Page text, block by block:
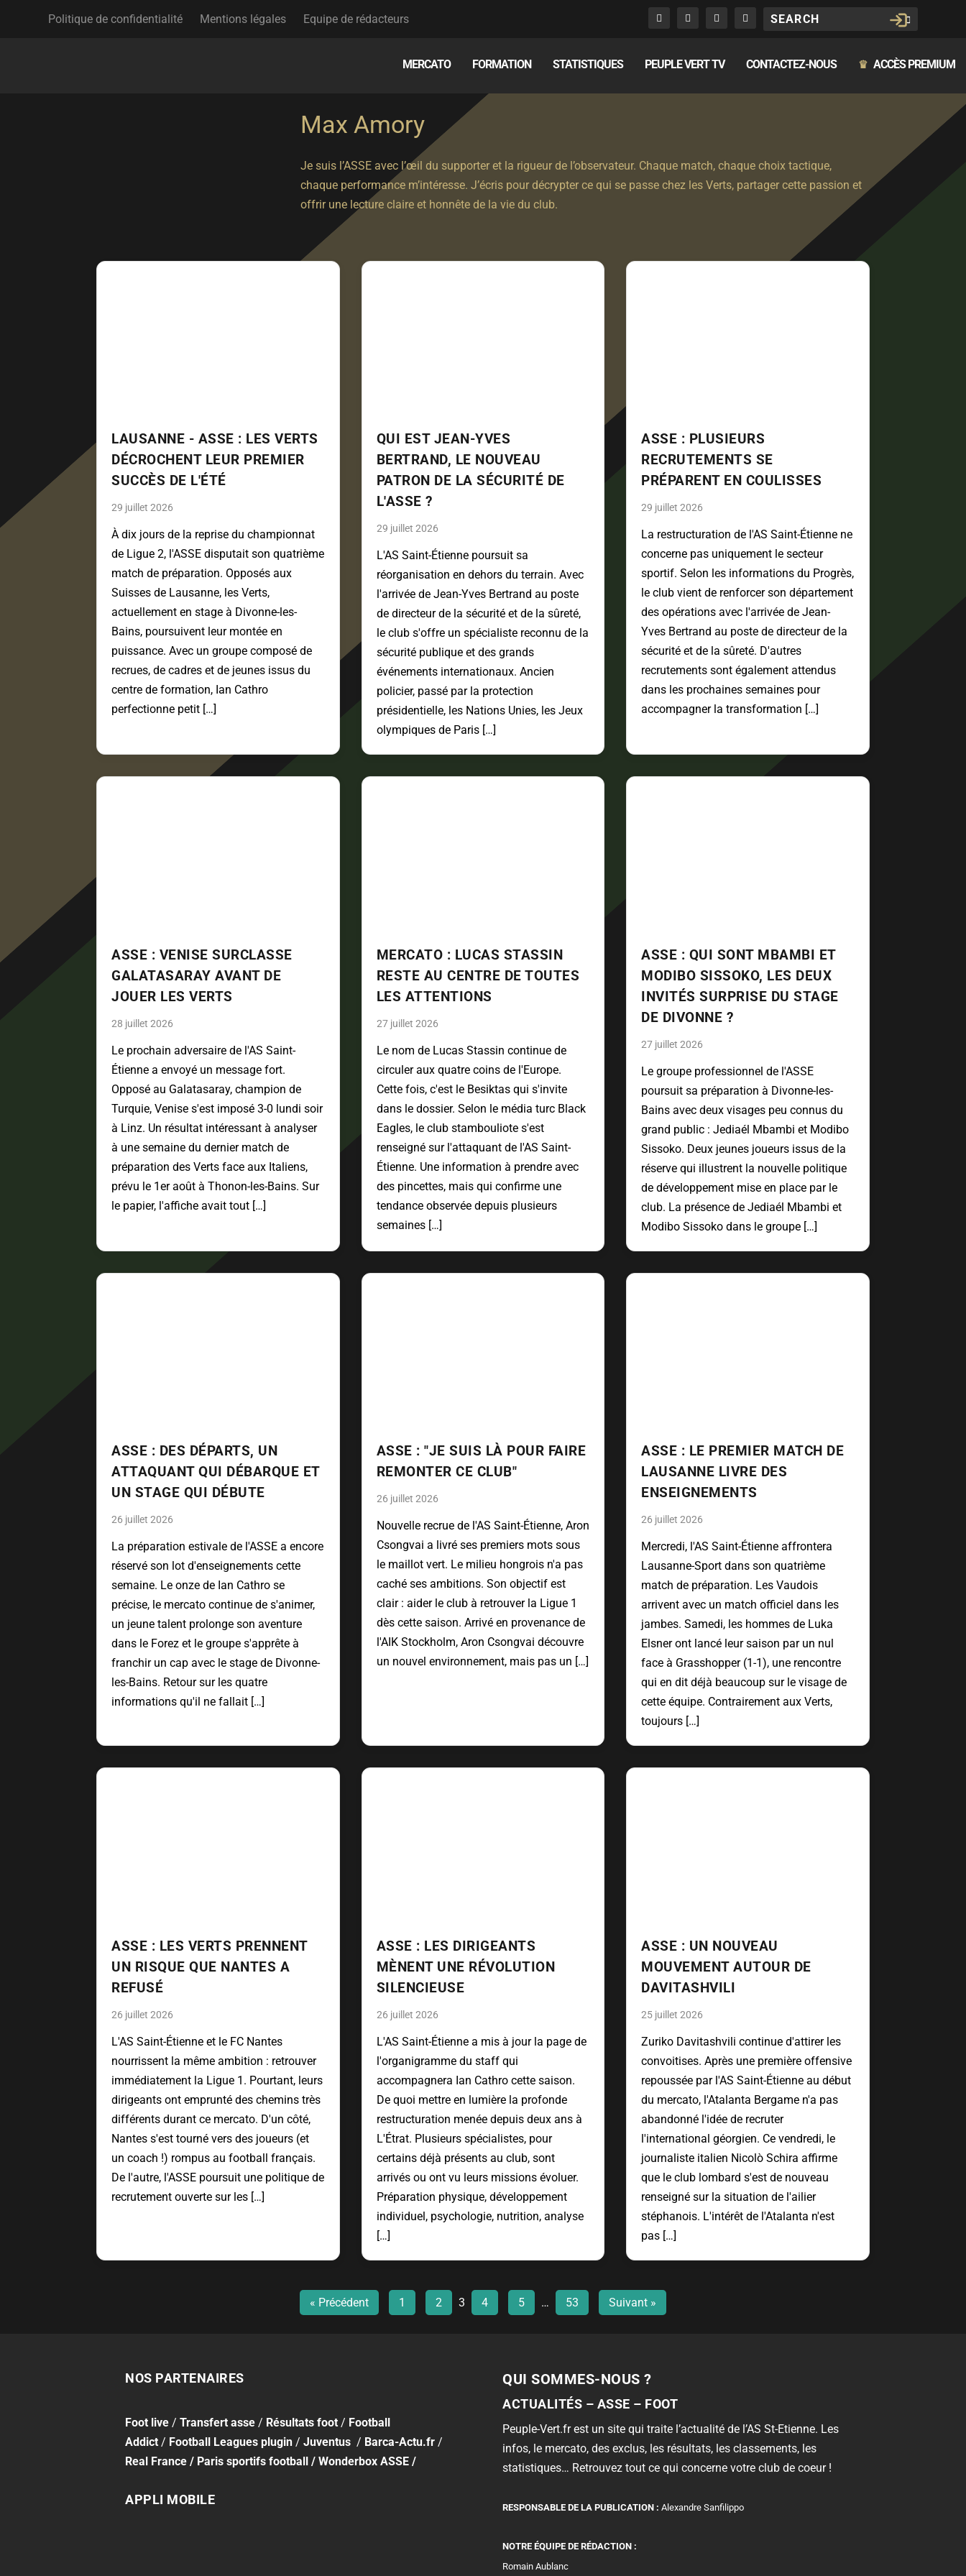
Politique de confidentialité Mentions légales Equipe de rédacteurs
MERCATO FORMATION STATISTIQUES PEUPLE VERT TV CONTACTEZ-NOUS ♛ ACCÈS PREMIUM
Max Amory
Je suis l’ASSE avec l’œil du supporter et la rigueur de l’observateur. Chaque match, chaque choix tactique,
chaque performance m’intéresse. J’écris pour décrypter ce qui se passe chez les Verts, partager cette passion et
offrir une lecture claire et honnête de la vie du club.
LAUSANNE - ASSE : LES VERTS
DÉCROCHENT LEUR PREMIER
SUCCÈS DE L'ÉTÉ
29 juillet 2026
À dix jours de la reprise du championnat
de Ligue 2, l'ASSE disputait son quatrième
match de préparation. Opposés aux
Suisses de Lausanne, les Verts,
actuellement en stage à Divonne-les-
Bains, poursuivent leur montée en
puissance. Avec un groupe composé de
recrues, de cadres et de jeunes issus du
centre de formation, Ian Cathro
perfectionne petit […]
QUI EST JEAN-YVES
BERTRAND, LE NOUVEAU
PATRON DE LA SÉCURITÉ DE
L'ASSE ?
29 juillet 2026
L'AS Saint-Étienne poursuit sa
réorganisation en dehors du terrain. Avec
l'arrivée de Jean-Yves Bertrand au poste
de directeur de la sécurité et de la sûreté,
le club s'offre un spécialiste reconnu de la
sécurité publique et des grands
événements internationaux. Ancien
policier, passé par la protection
présidentielle, les Nations Unies, les Jeux
olympiques de Paris […]
ASSE : PLUSIEURS
RECRUTEMENTS SE
PRÉPARENT EN COULISSES
29 juillet 2026
La restructuration de l'AS Saint-Étienne ne
concerne pas uniquement le secteur
sportif. Selon les informations du Progrès,
le club vient de renforcer son département
des opérations avec l'arrivée de Jean-
Yves Bertrand au poste de directeur de la
sécurité et de la sûreté. D'autres
recrutements sont également attendus
dans les prochaines semaines pour
accompagner la transformation […]
ASSE : VENISE SURCLASSE
GALATASARAY AVANT DE
JOUER LES VERTS
28 juillet 2026
Le prochain adversaire de l'AS Saint-
Étienne a envoyé un message fort.
Opposé au Galatasaray, champion de
Turquie, Venise s'est imposé 3-0 lundi soir
à Linz. Un résultat intéressant à analyser
à une semaine du dernier match de
préparation des Verts face aux Italiens,
prévu le 1er août à Thonon-les-Bains. Sur
le papier, l'affiche avait tout […]
MERCATO : LUCAS STASSIN
RESTE AU CENTRE DE TOUTES
LES ATTENTIONS
27 juillet 2026
Le nom de Lucas Stassin continue de
circuler aux quatre coins de l'Europe.
Cette fois, c'est le Besiktas qui s'invite
dans le dossier. Selon le média turc Black
Eagles, le club stambouliote s'est
renseigné sur l'attaquant de l'AS Saint-
Étienne. Une information à prendre avec
des pincettes, mais qui confirme une
tendance observée depuis plusieurs
semaines […]
ASSE : QUI SONT MBAMBI ET
MODIBO SISSOKO, LES DEUX
INVITÉS SURPRISE DU STAGE
DE DIVONNE ?
27 juillet 2026
Le groupe professionnel de l'ASSE
poursuit sa préparation à Divonne-les-
Bains avec deux visages peu connus du
grand public : Jediaél Mbambi et Modibo
Sissoko. Deux jeunes joueurs issus de la
réserve qui illustrent la nouvelle politique
de développement mise en place par le
club. La présence de Jediaél Mbambi et
Modibo Sissoko dans le groupe […]
ASSE : DES DÉPARTS, UN
ATTAQUANT QUI DÉBARQUE ET
UN STAGE QUI DÉBUTE
26 juillet 2026
La préparation estivale de l'ASSE a encore
réservé son lot d'enseignements cette
semaine. Le onze de Ian Cathro se
précise, le mercato continue de s'animer,
un jeune talent prolonge son aventure
dans le Forez et le groupe s'apprête à
franchir un cap avec le stage de Divonne-
les-Bains. Retour sur les quatre
informations qu'il ne fallait […]
ASSE : "JE SUIS LÀ POUR FAIRE
REMONTER CE CLUB"
26 juillet 2026
Nouvelle recrue de l'AS Saint-Étienne, Aron
Csongvai a livré ses premiers mots sous
le maillot vert. Le milieu hongrois n'a pas
caché ses ambitions. Son objectif est
clair : aider le club à retrouver la Ligue 1
dès cette saison. Arrivé en provenance de
l'AIK Stockholm, Aron Csongvai découvre
un nouvel environnement, mais pas un […]
ASSE : LE PREMIER MATCH DE
LAUSANNE LIVRE DES
ENSEIGNEMENTS
26 juillet 2026
Mercredi, l'AS Saint-Étienne affrontera
Lausanne-Sport dans son quatrième
match de préparation. Les Vaudois
arrivent avec un match officiel dans les
jambes. Samedi, les hommes de Luka
Elsner ont lancé leur saison par un nul
face à Grasshopper (1-1), une rencontre
qui en dit déjà beaucoup sur le visage de
cette équipe. Contrairement aux Verts,
toujours […]
ASSE : LES VERTS PRENNENT
UN RISQUE QUE NANTES A
REFUSÉ
26 juillet 2026
L'AS Saint-Étienne et le FC Nantes
nourrissent la même ambition : retrouver
immédiatement la Ligue 1. Pourtant, leurs
dirigeants ont emprunté des chemins très
différents durant ce mercato. D'un côté,
Nantes s'est tourné vers des joueurs (et
un coach !) rompus au football français.
De l'autre, l'ASSE poursuit une politique de
recrutement ouverte sur les […]
ASSE : LES DIRIGEANTS
MÈNENT UNE RÉVOLUTION
SILENCIEUSE
26 juillet 2026
L'AS Saint-Étienne a mis à jour la page de
l'organigramme du staff qui
accompagnera Ian Cathro cette saison.
De quoi mettre en lumière la profonde
restructuration menée depuis deux ans à
L'Étrat. Plusieurs spécialistes, pour
certains déjà présents au club, sont
arrivés ou ont vu leurs missions évoluer.
Préparation physique, développement
individuel, psychologie, nutrition, analyse
[…]
ASSE : UN NOUVEAU
MOUVEMENT AUTOUR DE
DAVITASHVILI
25 juillet 2026
Zuriko Davitashvili continue d'attirer les
convoitises. Après une première offensive
repoussée par l'AS Saint-Étienne au début
du mercato, l'Atalanta Bergame n'a pas
abandonné l'idée de recruter
l'international géorgien. Ce vendredi, le
journaliste italien Nicolò Schira affirme
que le club lombard s'est de nouveau
renseigné sur la situation de l'ailier
stéphanois. L'intérêt de l'Atalanta n'est
pas […]
« Précédent 1 2 3 4 5 … 53 Suivant »
NOS PARTENAIRES
Foot live /Transfert asse / Résultats foot / Football
Addict / Football Leagues plugin /Juventus / Barca-Actu.fr /
Real France / Paris sportifs football /Wonderbox ASSE /
APPLI MOBILE
QUI SOMMES-NOUS ?
ACTUALITÉS – ASSE – FOOT
Peuple-Vert.fr est un site qui traite l’actualité de l’AS St-Etienne. Les
infos, le mercato, des exclus, les résultats, les classements, les
statistiques… Retrouvez tout ce qui concerne votre club de coeur !
RESPONSABLE DE LA PUBLICATION : Alexandre Sanfilippo
NOTRE ÉQUIPE DE RÉDACTION :
Romain Aublanc